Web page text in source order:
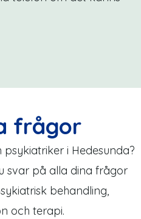
frågor
i Hedesunda?
svar på alla dina frågor
behandling,
och terapi.